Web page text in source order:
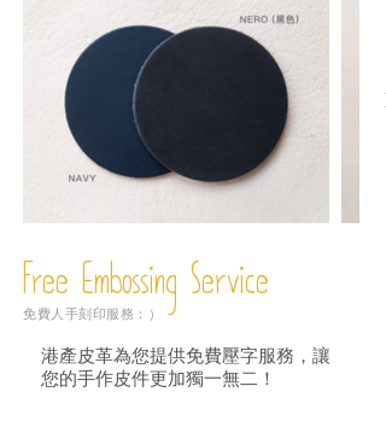
Free Embossing Service
免費人手刻印服務：）
港產皮革為您提供免費壓字服務，讓
您的手作皮件更加獨一無二！